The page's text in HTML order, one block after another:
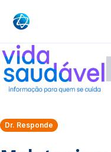
Dr. Responde